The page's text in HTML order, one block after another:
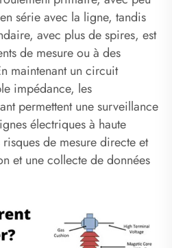
série avec la ligne, tandis
avec plus de spires, est
de mesure ou à des
maintenant un circuit
impédance, les
permettent une surveillance
électriques à haute
de mesure directe et
et une collecte de données